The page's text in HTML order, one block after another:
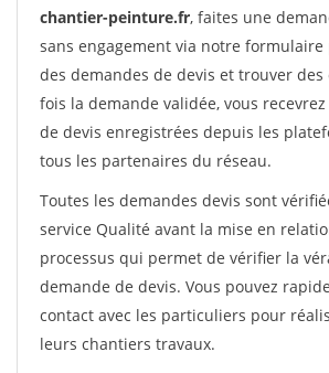
chantier-peinture.fr, faites une
sans engagement via notre
des demandes de devis et trouver des
fois la demande validée, vous
de devis enregistrées depuis les
tous les partenaires du réseau.
Toutes les demandes devis sont
service Qualité avant la mise en
processus qui permet de vérifier la
demande de devis. Vous pouvez
contact avec les particuliers pour
leurs chantiers travaux.